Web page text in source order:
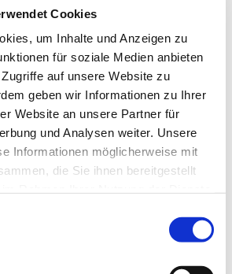
Cookies
um Inhalte und Anzeigen zu
für soziale Medien anbieten
auf unsere Website zu
geben wir Informationen zu Ihrer
Website an unsere Partner für
und Analysen weiter. Unsere
Informationen möglicherweise mit
die Sie ihnen bereitgestellt